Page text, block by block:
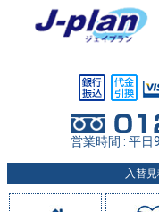
営業時間 : 平日
入替見